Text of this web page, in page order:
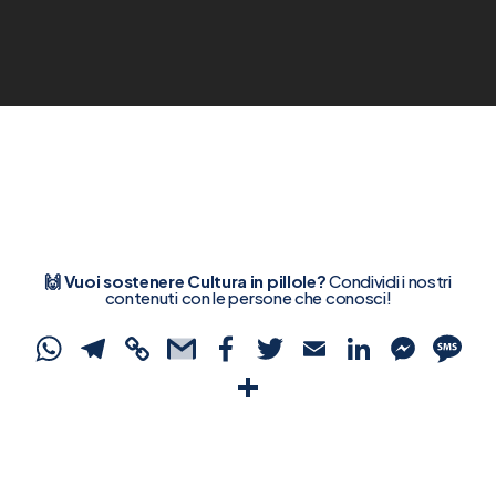
🙌 Vuoi sostenere Cultura in pillole?Condividi i nostri
contenuti con le persone che conosci!
WhatsApp
Telegram
CopyGmailFacebook
Twitter
Email